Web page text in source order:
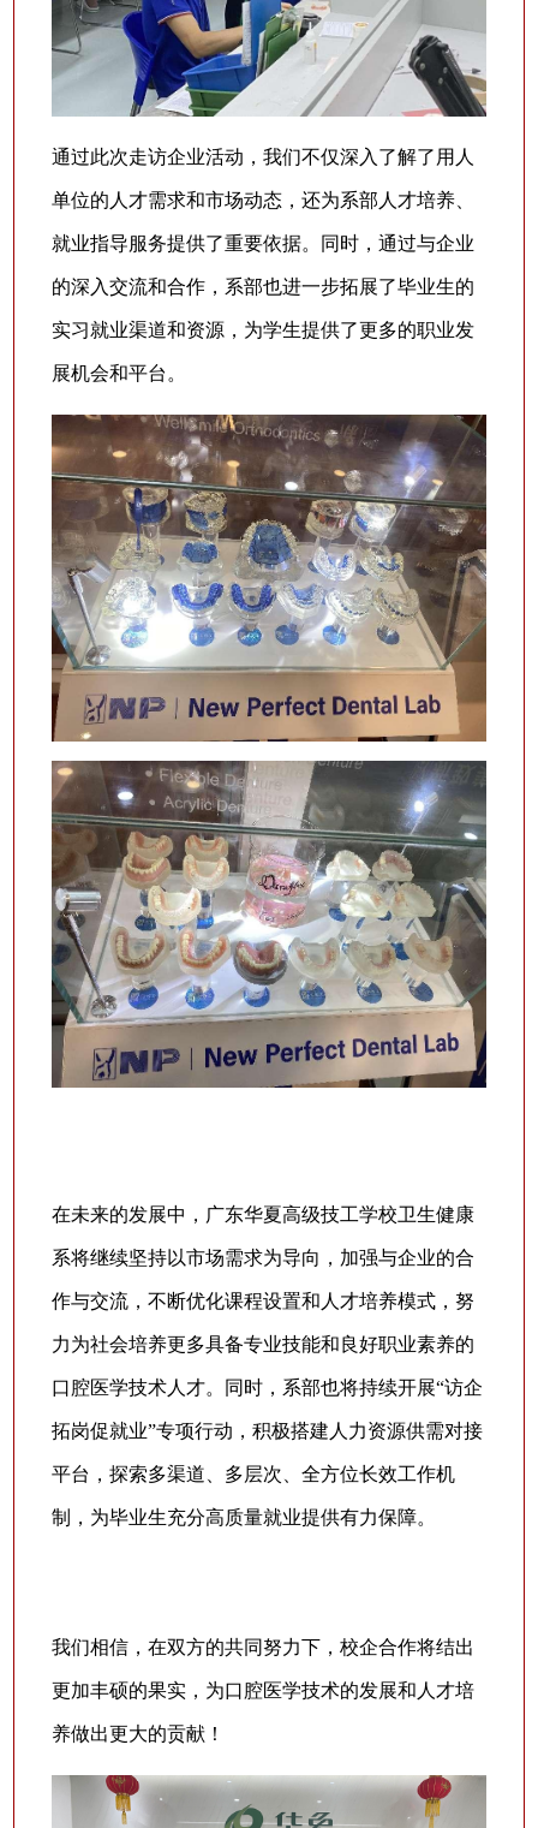
通过此次走访企业活动，我们不仅深入了解了用人
单位的人才需求和市场动态，还为系部人才培养、
就业指导服务提供了重要依据。同时，通过与企业
的深入交流和合作，系部也进一步拓展了毕业生的
实习就业渠道和资源，为学生提供了更多的职业发
展机会和平台。
在未来的发展中，广东华夏高级技工学校卫生健康
系将继续坚持以市场需求为导向，加强与企业的合
作与交流，不断优化课程设置和人才培养模式，努
力为社会培养更多具备专业技能和良好职业素养的
口腔医学技术人才。同时，系部也将持续开展“访企
拓岗促就业”专项行动，积极搭建人力资源供需对接
平台，探索多渠道、多层次、全方位长效工作机
制，为毕业生充分高质量就业提供有力保障。
我们相信，在双方的共同努力下，校企合作将结出
更加丰硕的果实，为口腔医学技术的发展和人才培
养做出更大的贡献！